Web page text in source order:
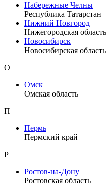
Набережные Челны
Республика Татарстан
Нижний Новгород
Нижегородская область
Новосибирск
Новосибирская область
О
Омск
Омская область
П
Пермь
Пермский край
Р
Ростов-на-Дону
Ростовская область